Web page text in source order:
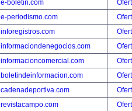
e-boletin.com
e-periodismo.com
inforegistros.com
informaciondenegocios.com
informacioncomercial.com
boletindeinformacion.com
cadenadeportiva.com
revistacampo.com